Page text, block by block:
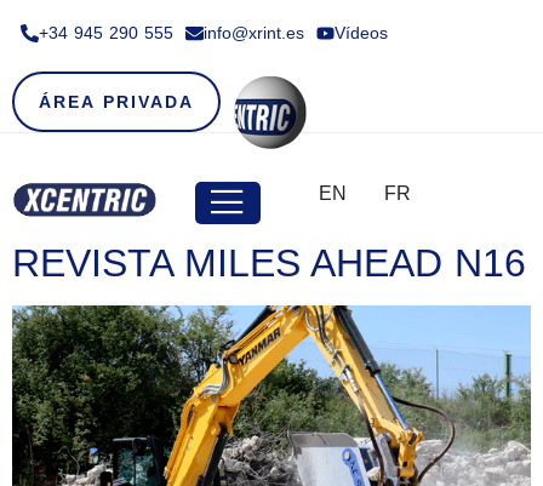
+34 945 290 555​ info@xrint.es Vídeos
ÁREA PRIVADA
EN FR
REVISTA MILES AHEAD N16